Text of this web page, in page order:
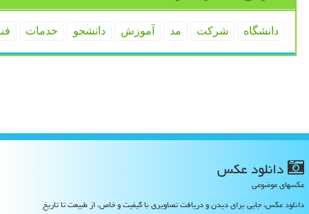
دانشگاه شركت مد آموزش دانشجو خدمات
دانلود عكس
عکسهای موضوعی
دانلود عکس، جایی برای دیدن و دریافت تصاویری با کیفیت و خاص، از طبیعت تا تاریخ